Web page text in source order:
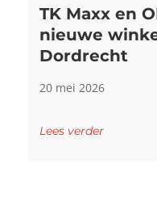
TK Maxx en
nieuwe
Dordrecht
20 mei 2026
Lees verder